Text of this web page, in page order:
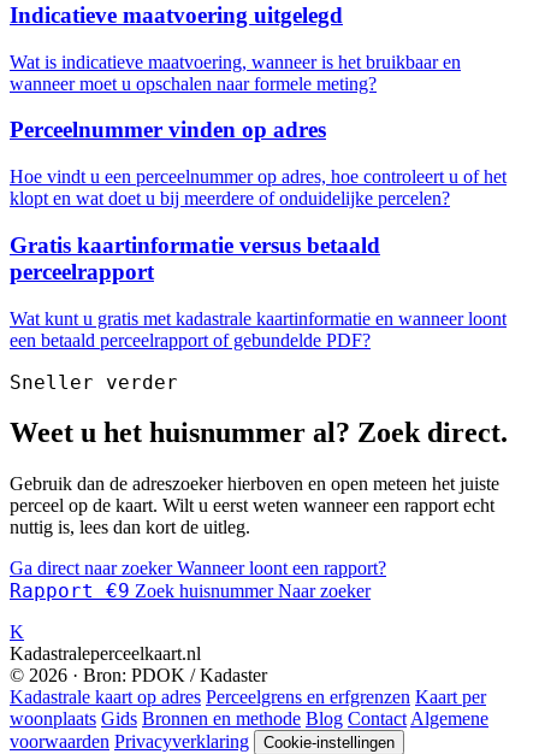
Indicatieve maatvoering uitgelegd
Wat is indicatieve maatvoering, wanneer is het bruikbaar en
wanneer moet u opschalen naar formele meting?
Perceelnummer vinden op adres
Hoe vindt u een perceelnummer op adres, hoe controleert u of het
klopt en wat doet u bij meerdere of onduidelijke percelen?
Gratis kaartinformatie versus betaald
perceelrapport
Wat kunt u gratis met kadastrale kaartinformatie en wanneer loont
een betaald perceelrapport of gebundelde PDF?
Sneller verder
Weet u het huisnummer al? Zoek direct.
Gebruik dan de adreszoeker hierboven en open meteen het juiste
perceel op de kaart. Wilt u eerst weten wanneer een rapport echt
nuttig is, lees dan kort de uitleg.
Ga direct naar zoekerWanneer loont een rapport?
Rapport €9 Zoek huisnummer Naar zoeker
K
Kadastraleperceelkaart.nl
© 2026 · Bron: PDOK / Kadaster
Kadastrale kaart op adres Perceelgrens en erfgrenzen Kaart per
woonplaats Gids Bronnen en methode Blog Contact Algemene
voorwaarden Privacyverklaring Cookie-instellingen